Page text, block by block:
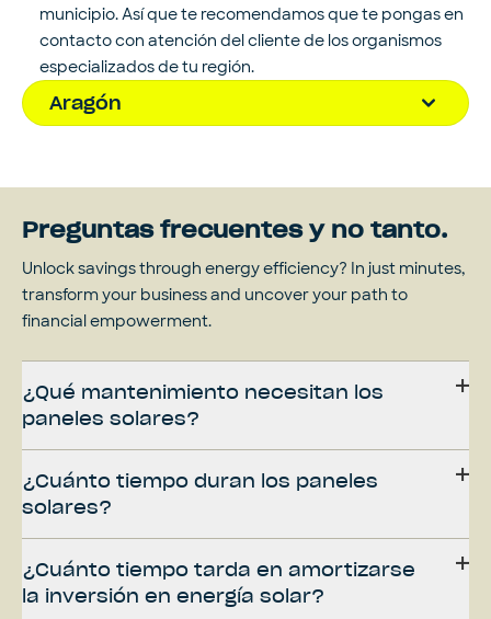
municipio. Así que te recomendamos que te pongas en
contacto con atención del cliente de los organismos
especializados de tu región.
Aragón
Preguntas frecuentes y no tanto.
Unlock savings through energy efficiency? In just minutes,
transform your business and uncover your path to
financial empowerment.
¿Qué mantenimiento necesitan los
paneles solares?
¿Cuánto tiempo duran los paneles
solares?
¿Cuánto tiempo tarda en amortizarse
la inversión en energía solar?